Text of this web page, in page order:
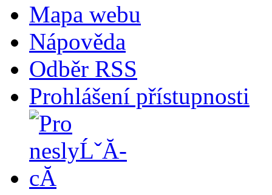
Mapa webu
Nápověda
Odběr RSS
Prohlášení přístupnosti